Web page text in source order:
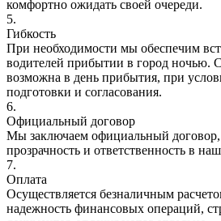
комфортно ожидать своей очереди.
5.
Гибкость
При необходимости мы обеспечим
водителей прибытии в город ночью.
возможна в день прибытия, при
подготовки и согласования.
6.
Официальный договор
Мы заключаем официальный договор,
прозрачность и ответственность в
7.
Оплата
Осуществляется безналичным
надежность финансовых операций,